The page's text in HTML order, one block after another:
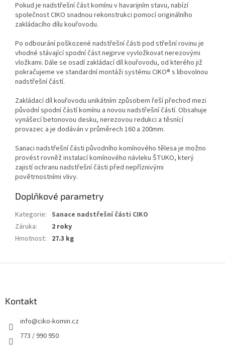
Pokud je nadstřešní část komínu v havarijním stavu, nabízí
společnost CIKO snadnou rekonstrukci pomocí originálního
zakládacího dílu kouřovodu.
Po odbourání poškozené nadstřešní části pod střešní rovinu je
vhodné stávající spodní část nejprve vyvložkovat nerezovými
vložkami. Dále se osadí zakládací díl kouřovodu, od kterého již
pokračujeme ve standardní montáži systému CIKO® s libovolnou
nadstřešní částí.
Zakládací díl kouřovodu unikátním způsobem řeší přechod mezi
původní spodní částí komínu a novou nadstřešní částí. Obsahuje
vynášecí betonovou desku, nerezovou redukci a těsnící
provazec a je dodáván v průměrech 160 a 200mm.
Sanaci nadstřešní části původního komínového tělesa je možno
provést rovněž instalací komínového návleku ŠTUKO, který
zajistí ochranu nadstřešní části před nepříznivými
povětrnostními vlivy.
Doplňkové parametry
Kategorie: Sanace nadstřešní části CIKO
Záruka:
2 roky
Hmotnost: 27.3 kg
Kontakt
info@ciko-komin.cz
773 / 990 950